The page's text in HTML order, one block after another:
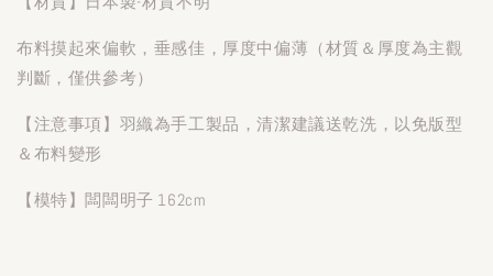
布料摸起來偏軟，垂感佳，厚度中偏薄（材質＆厚度為主觀
判斷，僅供參考）
【注意事項】羽織為手工製品，清潔建議送乾洗，以免版型
＆布料變形
【模特】闆闆明子 162cm